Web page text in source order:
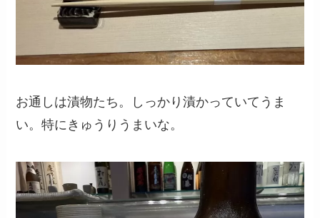
お通しは漬物たち。しっかり漬かっていてうま
い。特にきゅうりうまいな。